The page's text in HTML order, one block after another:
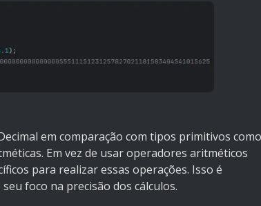
em comparação com tipos primitivos como
Em vez de usar operadores aritméticos
para realizar essas operações. Isso é
foco na precisão dos cálculos.